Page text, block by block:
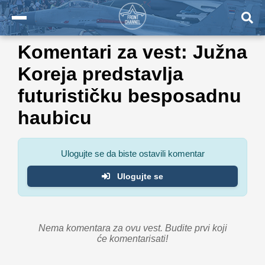
Komentari za vest: Južna
Koreja predstavlja
futurističku besposadnu
haubicu
Ulogujte se da biste ostavili komentar
Ulogujte se
Nema komentara za ovu vest. Budite prvi koji
će komentarisati!